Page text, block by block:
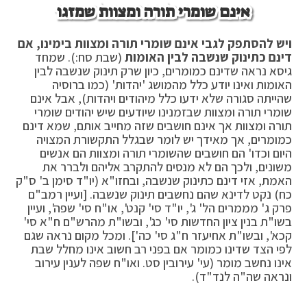
אינם שומרי תורה ומצוות שמזגו
ויש להסתפק לגבי אינם שומרי תורה ומצוות בימינו, אם
דינם כתינוק שנשבה לבין האומות (שבת סח:). שמחד
גיסא נראה שדינם כמומרים, כיון שרק תינוק שנשבה לבין
האומות ואינו יודע כלל מהמושג 'יהדות' (כמו ברוסיה
שהייתה סגורה שלא ידעו כלל מיהודים ויהדות), אבל אינם
שומרי תורה ומצוות שבזמנינו שיודעים שיש יהודים שומרי
תורה ומצוות אך אינם חושבים שזה מחייב אותם, שמא דינם
כמומרים, אך מאידך יש לומר שבגלל התקשורת המצויה
היום וכדו' הם חושבים שהשומרי תורה ומצוות הם אנשים
משונים, ולכך הם לא מנסים להתקרב אליהם ולברר את
האמת, אזי דינם כתינוק שנשבה, ובחזו"א (יו"ד סימן ב' ס"ק
כח) נקט לדינא שהם נחשבים תינוק שנשבה. [ועיין רמב"ם
פרק ג' מממרים הל' ג', יו"ד סי' קנט', או"ח סי' שפה', ועיין
בשו"ת בנין ציון החדשות סי' כג', ובשו"ת מהרש"ם ח"א סי'
קכא', ובשו"ת אחיעזר ח"ג סי' כה']. ומכל מקום נראה שגם
לפי הצד שדינו כמומר אם בפני רב חשוב אינו מחלל שבת
אינו נחשב מומר (עי' עירובין סט. ואו"ח שפה לענין עירוב
ונראה שה"ה לנד"ד).